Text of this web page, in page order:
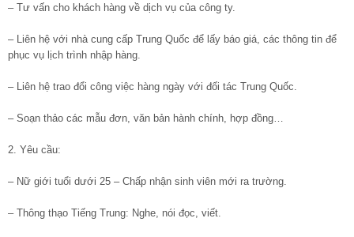
– Tư vấn cho khách hàng về dịch vụ của công ty.
– Liên hệ với nhà cung cấp Trung Quốc để lấy báo giá, các thông tin để
phục vụ lịch trình nhập hàng.
– Liên hệ trao đổi công việc hàng ngày với đối tác Trung Quốc.
– Soạn thảo các mẫu đơn, văn bản hành chính, hợp đồng…
2. Yêu cầu:
– Nữ giới tuổi dưới 25 – Chấp nhận sinh viên mới ra trường.
– Thông thạo Tiếng Trung: Nghe, nói đọc, viết.